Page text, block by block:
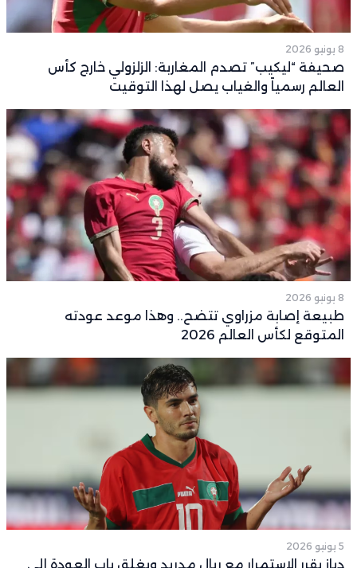
8 يونيو 2026
صحيفة “ليكيب” تصدم المغاربة: الزلزولي خارج كأس
العالم رسمياً والغياب يصل لهذا التوقيت
8 يونيو 2026
طبيعة إصابة مزراوي تتضح.. وهذا موعد عودته
المتوقع لكأس العالم 2026
5 يونيو 2026
دياز يقرر الاستمرار مع ريال مدريد ويغلق باب العودة إلى